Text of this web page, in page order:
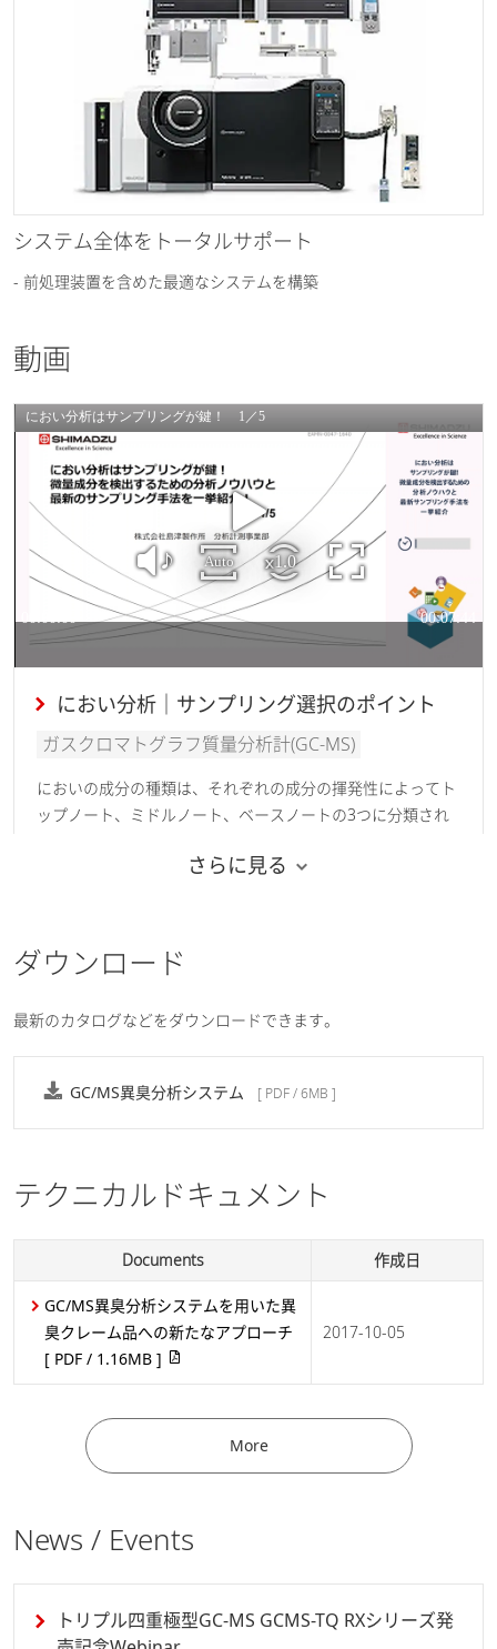
システム全体をトータルサポート
- 前処理装置を含めた最適なシステムを構築
動画
におい分析｜サンプリング選択のポイント
ガスクロマトグラフ質量分析計(GC-MS)
においの成分の種類は、それぞれの成分の揮発性によってト
ップノート、ミドルノート、ベースノートの3つに分類され
ース法やSPME法など様々な方法がありますが、それぞれの
今回はにおい分析の主要な前処理の原理や特徴をそれぞれ説
明するWebinarをご紹介いたします。
におい分析｜サンプリング選択のポイント
ガスクロマトグラフ質量分析計(GC-MS)
さらに見る
ダウンロード
最新のカタログなどをダウンロードできます。
GC/MS異臭分析システム [ PDF / 6MB ]
テクニカルドキュメント
Documents 作成日
GC/MS異臭分析システムを用いた異
臭クレーム品への新たなアプローチ
[ PDF / 1.16MB ]
2017-10-05
More
News / Events
トリプル四重極型GC-MS GCMS-TQ RXシリーズ発